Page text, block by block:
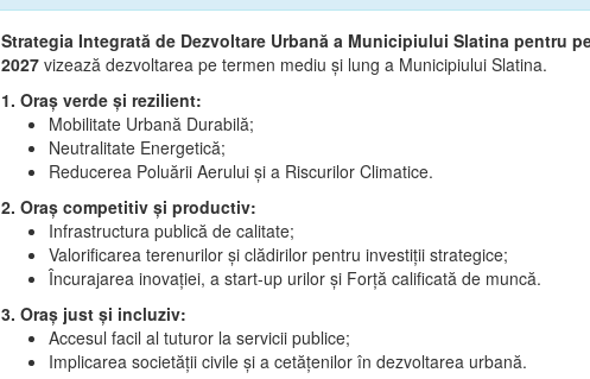
Strategia Integrată de Dezvoltare Urbană a Municipiului Slatina pentru
2027 vizează dezvoltarea pe termen mediu și lung a Municipiului Slatina.
1. Oraș verde și rezilient:
Mobilitate Urbană Durabilă;
Neutralitate Energetică;
Reducerea Poluării Aerului și a Riscurilor Climatice.
2. Oraș competitiv și productiv:
Infrastructura publică de calitate;
Valorificarea terenurilor și clădirilor pentru investiții strategice;
Încurajarea inovației, a start-up urilor și Forță calificată de muncă.
3. Oraș just și incluziv:
Accesul facil al tuturor la servicii publice;
Implicarea societății civile și a cetățenilor în dezvoltarea urbană.